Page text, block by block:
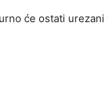
će ostati urezani